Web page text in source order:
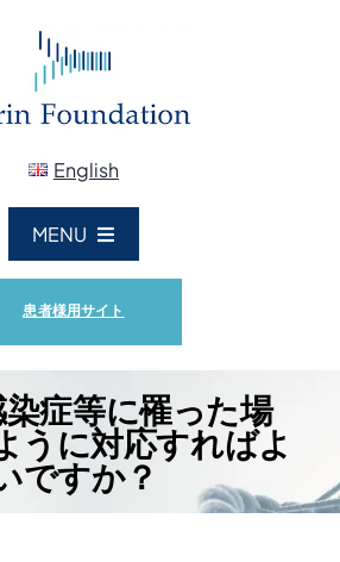
English
MENU
患者様用サイト
症等に罹った場
うに対応すればよ
ですか？